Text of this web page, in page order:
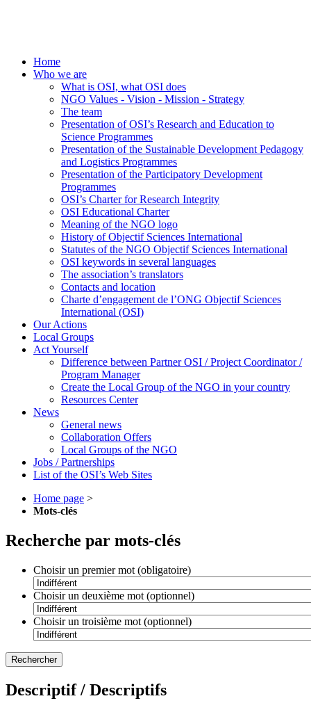
Home
Who we are
What is OSI, what OSI does
NGO Values - Vision - Mission - Strategy
The team
Presentation of OSI’s Research and Education to
Science Programmes
Presentation of the Sustainable Development Pedagogy
and Logistics Programmes
Presentation of the Participatory Development
Programmes
OSI’s Charter for Research Integrity
OSI Educational Charter
Meaning of the NGO logo
History of Objectif Sciences International
Statutes of the NGO Objectif Sciences International
OSI keywords in several languages
The association’s translators
Contacts and location
Charte d’engagement de l’ONG Objectif Sciences
International (OSI)
Our Actions
Local Groups
Act Yourself
Difference between Partner OSI / Project Coordinator /
Program Manager
Create the Local Group of the NGO in your country
Resources Center
News
General news
Collaboration Offers
Local Groups of the NGO
Jobs / Partnerships
List of the OSI’s Web Sites
Home page >
Mots-clés
Recherche par mots-clés
Choisir un premier mot (obligatoire)
Choisir un deuxième mot (optionnel)
Choisir un troisième mot (optionnel)
Descriptif / Descriptifs